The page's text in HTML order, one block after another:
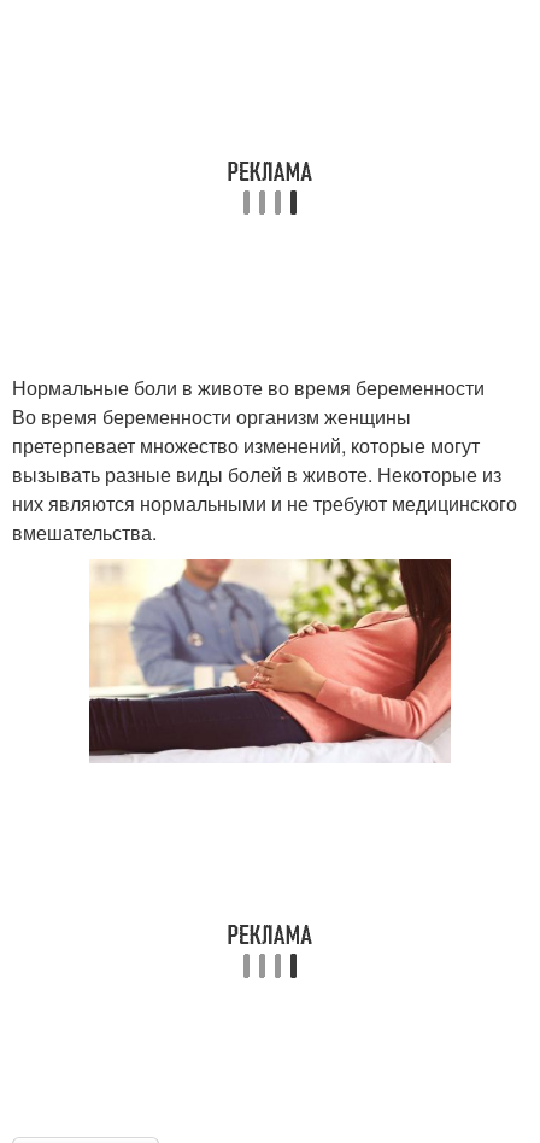
Нормальные боли в животе во время беременности
Во время беременности организм женщины
претерпевает множество изменений, которые могут
вызывать разные виды болей в животе. Некоторые из
них являются нормальными и не требуют медицинского
вмешательства.